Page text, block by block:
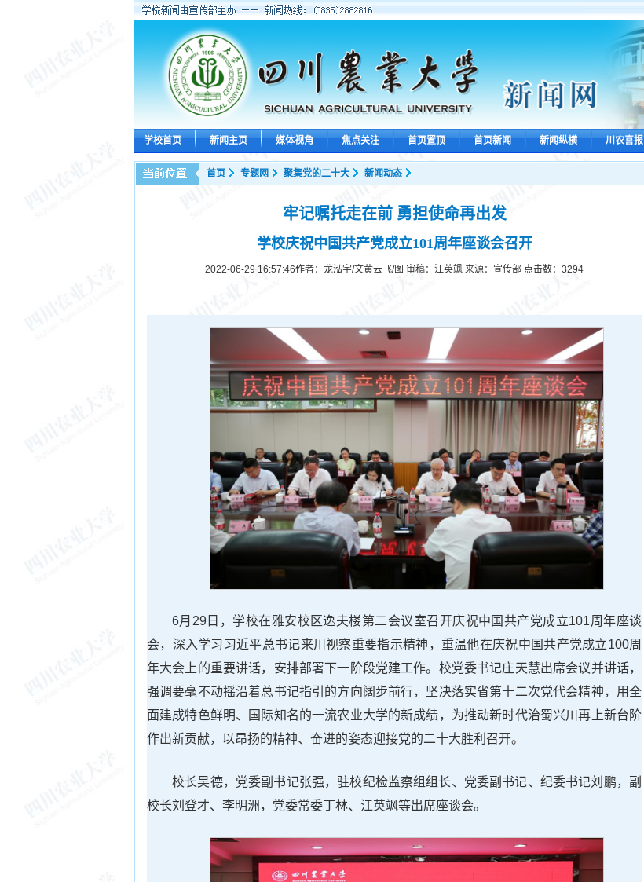
学校首页 新闻主页 媒体视角 焦点关注 首页置顶 首页新闻 新闻纵横 川农喜报
首页 专题网 聚集党的二十大 新闻动态
牢记嘱托走在前 勇担使命再出发
学校庆祝中国共产党成立101周年座谈会召开
2022-06-29 16:57:46作者：龙泓宇/文黄云飞/图 审稿：江英飒 来源：宣传部 点击数： 3294
6月29日，学校在雅安校区逸夫楼第二会议室召开庆祝中国共产党成立101周年座谈
会，深入学习习近平总书记来川视察重要指示精神，重温他在庆祝中国共产党成立100周
年大会上的重要讲话，安排部署下一阶段党建工作。校党委书记庄天慧出席会议并讲话，
强调要毫不动摇沿着总书记指引的方向阔步前行，坚决落实省第十二次党代会精神，用全
面建成特色鲜明、国际知名的一流农业大学的新成绩，为推动新时代治蜀兴川再上新台阶
作出新贡献，以昂扬的精神、奋进的姿态迎接党的二十大胜利召开。
校长吴德，党委副书记张强，驻校纪检监察组组长、党委副书记、纪委书记刘鹏，副
校长刘登才、李明洲，党委常委丁林、江英飒等出席座谈会。